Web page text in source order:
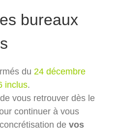
bureaux
du 24 décembre
inclus.
vous retrouver dès le
continuer à vous
de vos